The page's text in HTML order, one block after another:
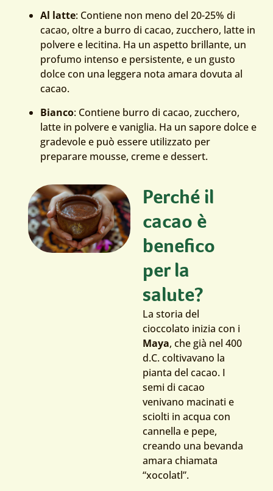
Al latte: Contiene non meno del 20-25% di
cacao, oltre a burro di cacao, zucchero, latte in
polvere e lecitina. Ha un aspetto brillante, un
profumo intenso e persistente, e un gusto
dolce con una leggera nota amara dovuta al
cacao.
Bianco: Contiene burro di cacao, zucchero,
latte in polvere e vaniglia. Ha un sapore dolce e
gradevole e può essere utilizzato per
preparare mousse, creme e dessert.
Perché il
cacao è
benefico
per la
salute?
La storia del
cioccolato inizia con i
Maya, che già nel 400
d.C. coltivavano la
pianta del cacao. I
semi di cacao
venivano macinati e
sciolti in acqua con
cannella e pepe,
creando una bevanda
amara chiamata
“xocolatl”.